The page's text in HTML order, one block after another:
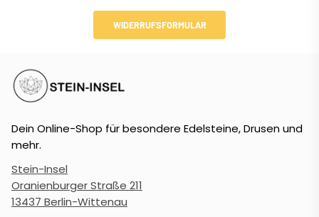
WIDERRUFSFORMULAR
Dein Online-Shop für besondere Edelsteine, Drusen und
mehr.
Stein-Insel
Oranienburger Straße 211
13437 Berlin-Wittenau